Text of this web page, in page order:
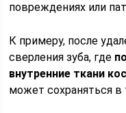
повреждениях или
К примеру, после
сверления зуба, где
внутренние ткани
может сохраняться в